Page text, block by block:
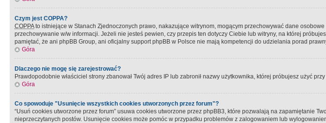
Czym jest COPPA?
COPPAto istniejące w Stanach Zjednoczonych prawo, nakazujące witrynom, mogącym przechowywać dane
przechowywanie w/w informacji. Jeżeli nie jesteś pewien, czy przepis ten dotyczy Ciebie lub witryny, na której
pamiętać, że ani phpBB Group, ani oficjalny support phpBB w Polsce nie mają kompetencji do udzielania porad
Góra
Dlaczego nie mogę się zarejestrować?
Prawdopodobnie właściciel strony zbanował Twój adres IP lub zabronił nazwy użytkownika, której próbujesz użyć
Góra
Co spowoduje "Usunięcie wszystkich cookies utworzonych przez forum"?
“Usuń cookies utworzone przez forum” usuwa cookies utworzone przez phpBB3, które pozwalają na zapamiętanie
nieprzeczytanych postów. Usunięcie cookies może pomóc w przypadku problemów z zalogowaniem lub